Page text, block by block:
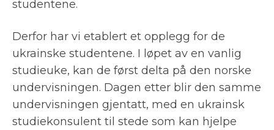
studentene.
Derfor har vi etablert et opplegg for de
ukrainske studentene. I løpet av en vanlig
studieuke, kan de først delta på den norske
undervisningen. Dagen etter blir den samme
undervisningen gjentatt, med en ukrainsk
studiekonsulent til stede som kan hjelpe